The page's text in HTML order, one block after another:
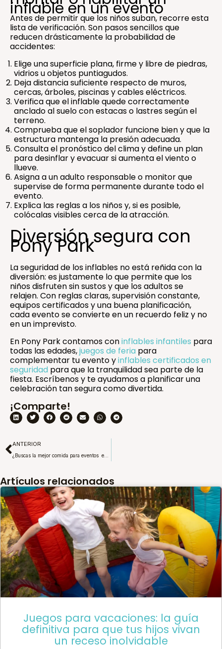
inflable en un evento
Antes de permitir que los niños suban, recorre esta
lista de verificación. Son pasos sencillos que
reducen drásticamente la probabilidad de
accidentes:
Elige una superficie plana, firme y libre de piedras,
vidrios u objetos puntiagudos.
Deja distancia suficiente respecto de muros,
cercas, árboles, piscinas y cables eléctricos.
Verifica que el inflable quede correctamente
anclado al suelo con estacas o lastres según el
terreno.
Comprueba que el soplador funcione bien y que la
estructura mantenga la presión adecuada.
Consulta el pronóstico del clima y define un plan
para desinflar y evacuar si aumenta el viento o
llueve.
Asigna a un adulto responsable o monitor que
supervise de forma permanente durante todo el
evento.
Explica las reglas a los niños y, si es posible,
colócalas visibles cerca de la atracción.
Diversión segura con
Pony Park
La seguridad de los inflables no está reñida con la
diversión: es justamente lo que permite que los
niños disfruten sin sustos y que los adultos se
relajen. Con reglas claras, supervisión constante,
equipos certificados y una buena planificación,
cada evento se convierte en un recuerdo feliz y no
en un imprevisto.
En Pony Park contamos coninflables infantiles para
todas las edades,juegos de feria para
complementar tu evento yinflables certificados en
seguridad para que la tranquilidad sea parte de la
fiesta. Escríbenos y te ayudamos a planificar una
celebración tan segura como divertida.
¡Comparte!
Ant
ANTERIOR
¿Buscas la mejor comida para eventos en Medellín? ¡Tenemos lo que necesitas!
Artículos relacionados
Juegos para vacaciones: la guía
definitiva para que tus hijos vivan
un receso inolvidable